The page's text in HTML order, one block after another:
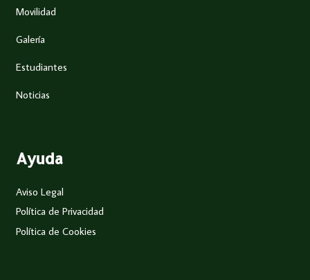
Movilidad
Galería
Estudiantes
Noticias
Ayuda
Aviso Legal
Política de Privacidad
Política de Cookies